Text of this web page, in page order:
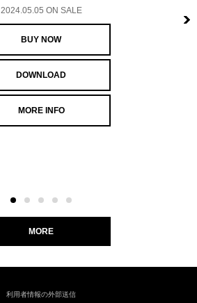
2024.05.05 ON SALE
BUY NOW
DOWNLOAD
MORE INFO
MORE
利用者情報の外部送信